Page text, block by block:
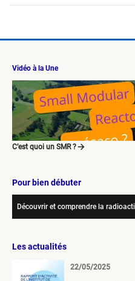
Vidéo à la Une
C’est quoi un SMR ?
Pour bien débuter
Découvrir et comprendre la
Les actualités
22/05/2025